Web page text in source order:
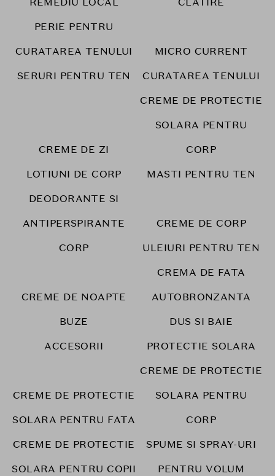
PERIE PENTRU
CURATAREA TENULUI
MICRO CURRENT
SERURI PENTRU TEN
CURATAREA TENULUI
CREME DE ZI
CREME DE PROTECTIE
SOLARA PENTRU
CORP
LOTIUNI DE CORP
MASTI PENTRU TEN
DEODORANTE SI
ANTIPERSPIRANTE
CREME DE CORP
CORP
ULEIURI PENTRU TEN
CREME DE NOAPTE
CREMA DE FATA
AUTOBRONZANTA
BUZE
DUS SI BAIE
ACCESORII
PROTECTIE SOLARA
CREME DE PROTECTIE
SOLARA PENTRU FATA
CREME DE PROTECTIE
SOLARA PENTRU
CORP
CREME DE PROTECTIE
SOLARA PENTRU COPII
SPUME SI SPRAY-URI
PENTRU VOLUM